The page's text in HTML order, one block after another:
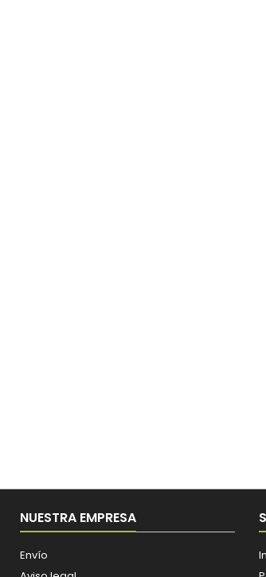
NUESTRA EMPRESA
Envío